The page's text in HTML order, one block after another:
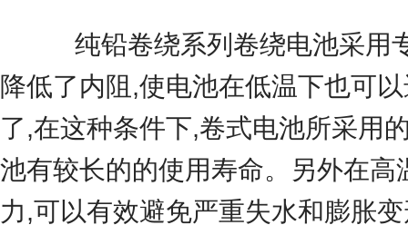
纯铅卷绕系列卷绕电池采用专
降低了内阻,使电池在低温下也可
了,在这种条件下,卷式电池所采用
池有较长的的使用寿命。另外在
力,可以有效避免严重失水和膨胀